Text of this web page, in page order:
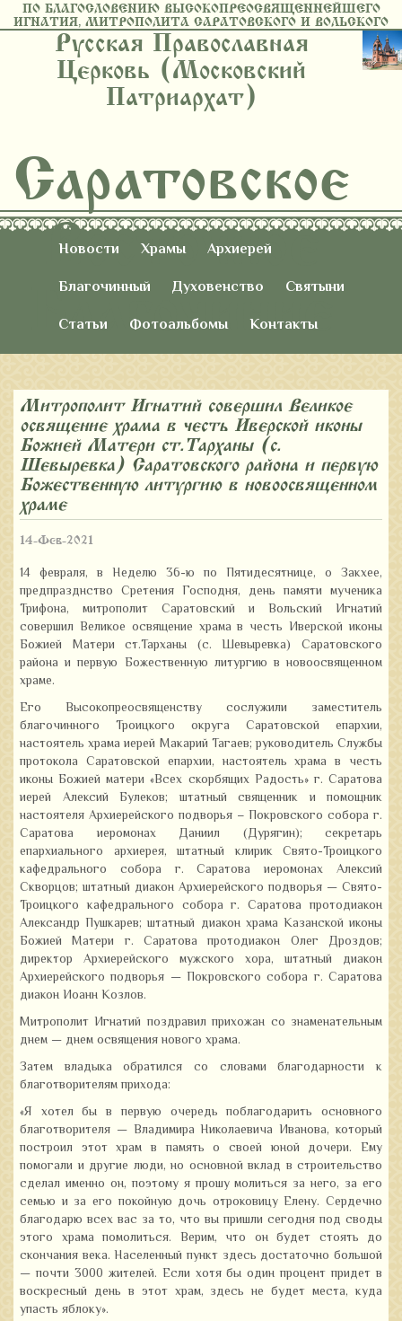
ПО БЛАГОСЛОВЕНИЮ ВЫСОКОПРЕОСВЯЩЕННЕЙШЕГО
ИГНАТИЯ, МИТРОПОЛИТА САРАТОВСКОГО И ВОЛЬСКОГО
Русская Православная
Церковь (Московский
Патриархат)
Саратовское
Восточное
Благочиние
Новости Храмы
Архиерей
Благочинный
Духовенство
Святыни
Статьи
Фотоальбомы Контакты
Митрополит Игнатий совершил Великое
освящение храма в честь Иверской иконы
Божией Матери ст.Тарханы (с.
Шевыревка) Саратовского района и первую
Божественную литургию в новоосвященном
храме
14-Фев-2021
14 февраля, в Неделю 36-ю по Пятидесятнице, о Закхее,
предпразднство Сретения Господня, день памяти мученика
Трифона, митрополит Саратовский и Вольский Игнатий
совершил Великое освящение храма в честь Иверской иконы
Божией Матери ст.Тарханы (с. Шевыревка) Саратовского
района и первую Божественную литургию в новоосвященном
храме.
Его Высокопреосвященству сослужили заместитель
благочинного Троицкого округа Саратовской епархии,
настоятель храма иерей Макарий Тагаев; руководитель Службы
протокола Саратовской епархии, настоятель храма в честь
иконы Божией матери «Всех скорбящих Радость» г. Саратова
иерей Алексий Булеков; штатный священник и помощник
настоятеля Архиерейского подворья – Покровского собора г.
Саратова иеромонах Даниил (Дурягин); секретарь
епархиального архиерея, штатный клирик Свято-Троицкого
кафедрального собора г. Саратова иеромонах Алексий
Скворцов; штатный диакон Архиерейского подворья — Свято-
Троицкого кафедрального собора г. Саратова протодиакон
Александр Пушкарев; штатный диакон храма Казанской иконы
Божией Матери г. Саратова протодиакон Олег Дроздов;
директор Архиерейского мужского хора, штатный диакон
Архиерейского подворья — Покровского собора г. Саратова
диакон Иоанн Козлов.
Митрополит Игнатий поздравил прихожан со знаменательным
днем — днем освящения нового храма.
Затем владыка обратился со словами благодарности к
благотворителям прихода:
«Я хотел бы в первую очередь поблагодарить основного
благотворителя — Владимира Николаевича Иванова, который
построил этот храм в память о своей юной дочери. Ему
помогали и другие люди, но основной вклад в строительство
сделал именно он, поэтому я прошу молиться за него, за его
семью и за его покойную дочь отроковицу Елену. Сердечно
благодарю всех вас за то, что вы пришли сегодня под своды
этого храма помолиться. Верим, что он будет стоять до
скончания века. Населенный пункт здесь достаточно большой
— почти 3000 жителей. Если хотя бы один процент придет в
воскресный день в этот храм, здесь не будет места, куда
упасть яблоку».